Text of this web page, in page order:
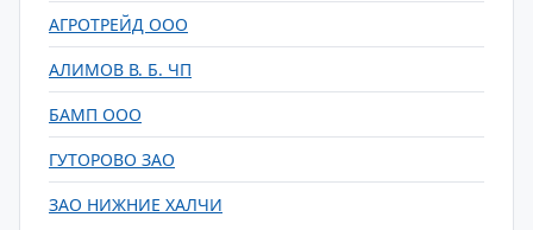
АГРОТРЕЙД ООО
АЛИМОВ В. Б. ЧП
БАМП ООО
ГУТОРОВО ЗАО
ЗАО НИЖНИЕ ХАЛЧИ